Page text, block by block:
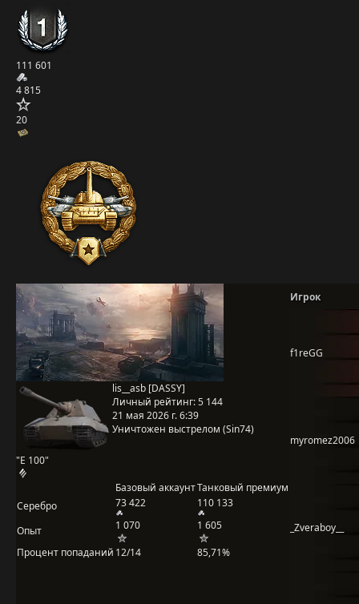
111 601
4 815
20
"E 100"
lis__asb [DASSY]
Личный рейтинг:5 144
21 мая 2026 г. 6:39
Уничтожен выстрелом (Sin74)
Базовый аккаунтТанковый премиум
Серебро
73 422 110 133
Опыт 1 070
1 605
Процент попаданий 12/14 85,71%
Игрок
f1reGG
myromez2006
_Zveraboy__